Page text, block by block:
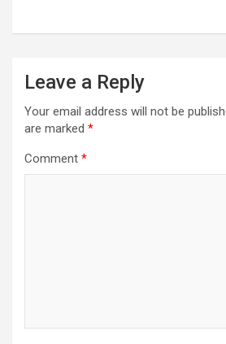
Leave a Reply
Your email address will not be
are marked *
Comment *